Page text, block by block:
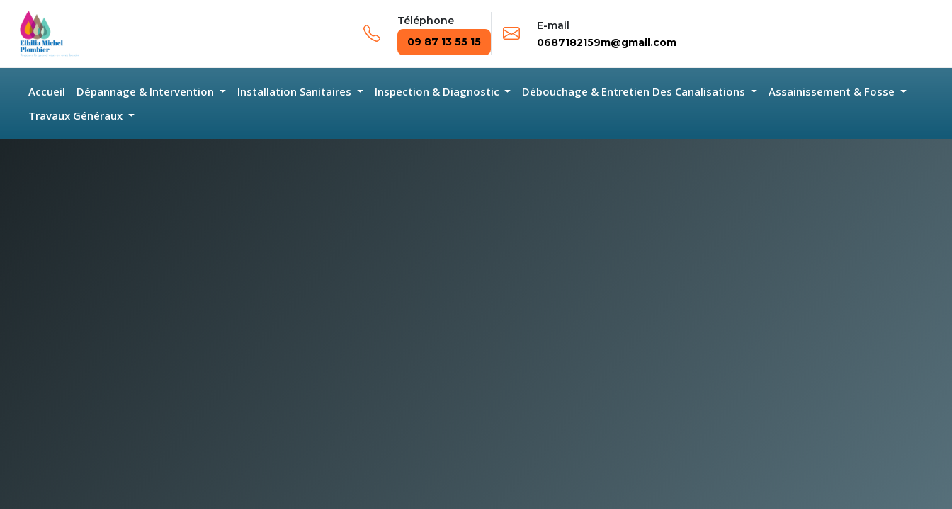
Skip to main content
Téléphone
09 87 13 55 15
E-mail
0687182159m@gmail.com
Accueil Dépannage & Intervention Installation Sanitaires Inspection & Diagnostic Débouchage & Entretien Des Canalisations
Assainissement & Fosse
Travaux Généraux